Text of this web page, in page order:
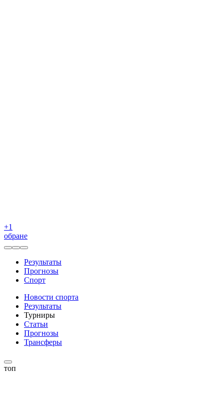
+1
обране
Результаты
Прогнозы
Спорт
Новости спорта
Результаты
Турниры
Статьи
Прогнозы
Трансферы
топ